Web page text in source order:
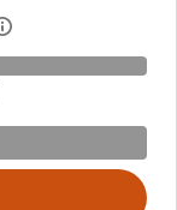
Abre el cuadro de